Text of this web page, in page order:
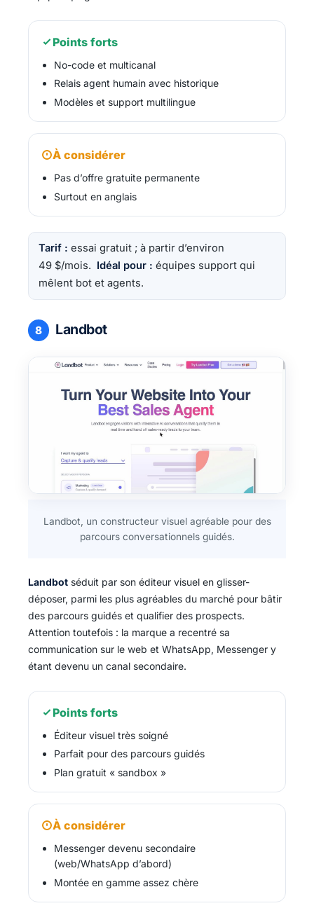
Points forts
No-code et multicanal
Relais agent humain avec historique
Modèles et support multilingue
À considérer
Pas d’offre gratuite permanente
Surtout en anglais
Tarif : essai gratuit ; à partir d’environ
49 $/mois. Idéal pour : équipes support qui
mêlent bot et agents.
8 Landbot
Landbot, un constructeur visuel agréable pour des
parcours conversationnels guidés.
Landbot séduit par son éditeur visuel en glisser-
déposer, parmi les plus agréables du marché pour bâtir
des parcours guidés et qualifier des prospects.
Attention toutefois : la marque a recentré sa
communication sur le web et WhatsApp, Messenger y
étant devenu un canal secondaire.
Points forts
Éditeur visuel très soigné
Parfait pour des parcours guidés
Plan gratuit « sandbox »
À considérer
Messenger devenu secondaire
(web/WhatsApp d’abord)
Montée en gamme assez chère